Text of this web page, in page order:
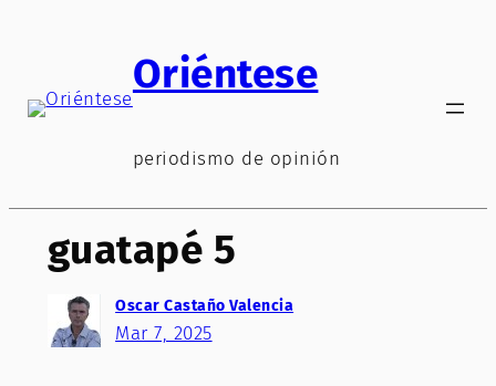
Oriéntese
periodismo de opinión
guatapé 5
Oscar Castaño Valencia
Mar 7, 2025